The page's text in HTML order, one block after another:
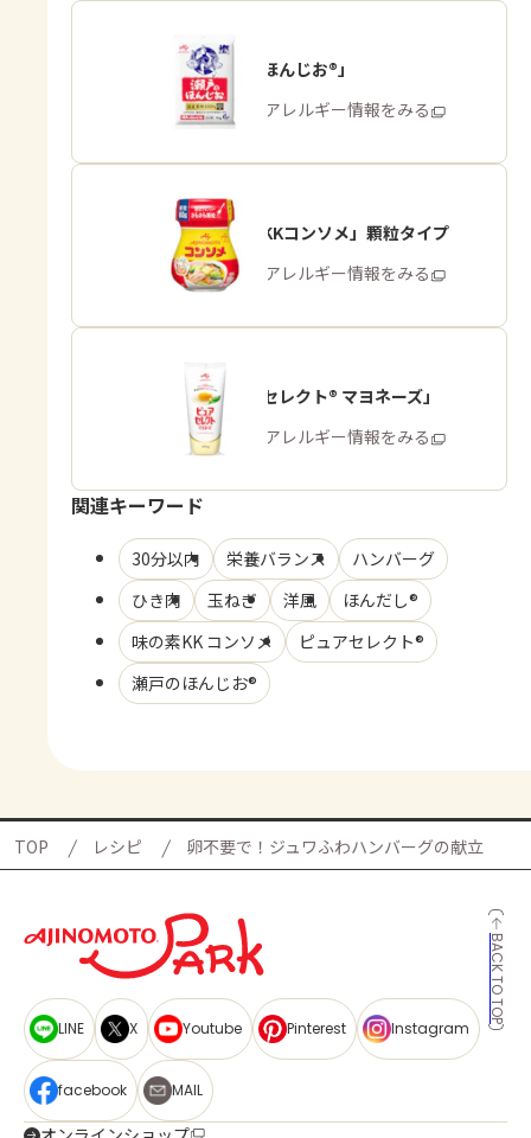
「瀬戸のほんじお®」
商品・アレルギー情報をみる
「味の素KKコンソメ」顆粒タイプ
商品・アレルギー情報をみる
「ピュアセレクト® マヨネーズ」
商品・アレルギー情報をみる
関連キーワード
30分以内 栄養バランス
ハンバーグ
ひき肉
玉ねぎ 洋風
ほんだし®
味の素KK コンソメ
ピュアセレクト®
瀬戸のほんじお®
TOP レシピ 卵不要で！ジュワふわハンバーグの献立
BACK TO TOP
LINE X Youtube Pinterest Instagram
facebook MAIL